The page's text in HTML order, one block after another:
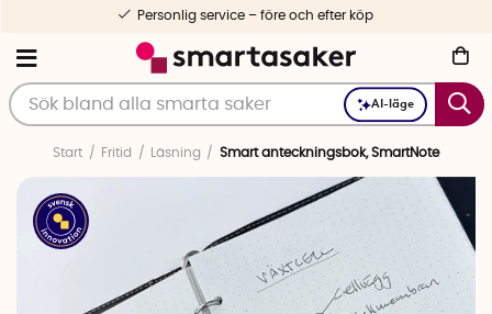
AI-läge
Personlig service – före och efter köp
Start Fritid Läsning Smart anteckningsbok, SmartNote